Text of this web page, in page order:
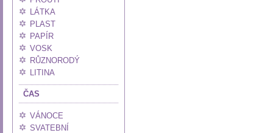
LÁTKA
PLAST
PAPÍR
VOSK
RŮZNORODÝ
LITINA
ČAS
VÁNOCE
SVATEBNÍ